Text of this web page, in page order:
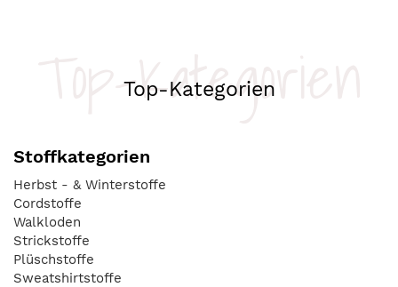
Top-Kategorien
Top-Kategorien
Stoffkategorien
Herbst - & Winterstoffe
Cordstoffe
Walkloden
Strickstoffe
Plüschstoffe
Sweatshirtstoffe